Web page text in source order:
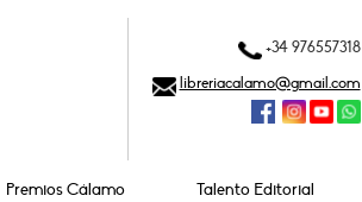
+34 976557318
libreriacalamo@gmail.com
Premios Cálamo Talento Editorial